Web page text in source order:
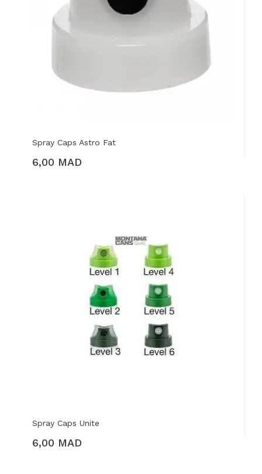
Spray Caps Astro Fat
AJOUTER AU PANIER
6,00 MAD
Spray Caps Unite
AJOUTER AU PANIER
6,00 MAD